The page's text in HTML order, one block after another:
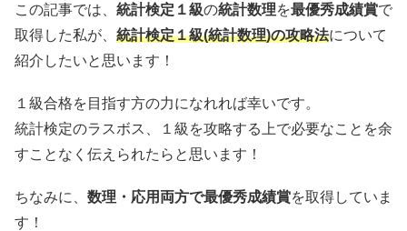
この記事では、 統計検定１級の統計数理を最優秀成績賞で
取得した私が、 統計検定１級(統計数理)の攻略法について
紹介したいと思います！
１級合格を目指す方の力になれれば幸いです。
統計検定のラスボス、１級を攻略する上で必要なことを余
すことなく伝えられたらと思います！
ちなみに、 数理・応用両方で最優秀成績賞を取得していま
す！